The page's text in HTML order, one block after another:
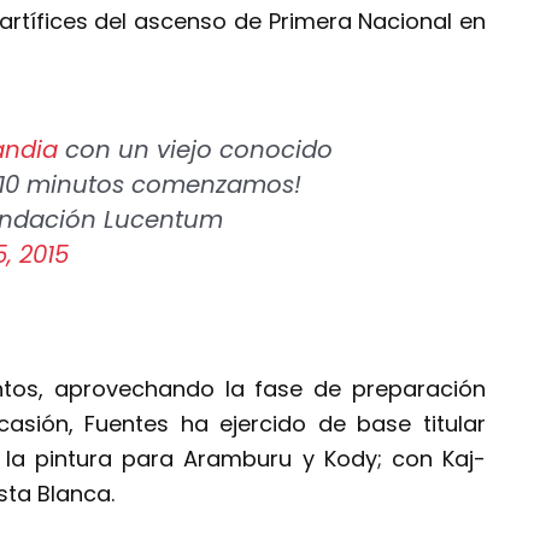
del ascenso de Primera Nacional en
con un viejo conocido
10 minutos comenzamos!
Lucentum
2015
aprovechando la fase de preparación
Fuentes ha ejercido de base titular
pintura para Aramburu y Kody; con Kaj-
Blanca.